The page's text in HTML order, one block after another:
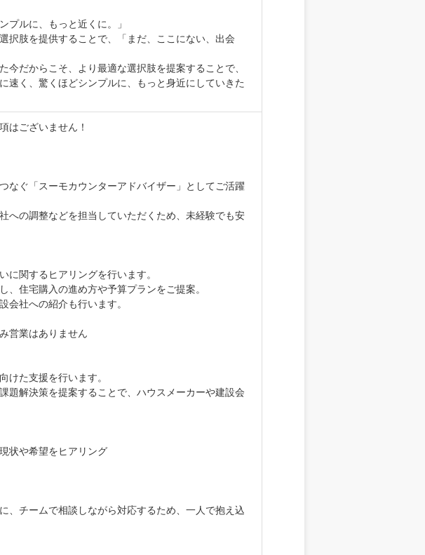
プルに、もっと近くに。」
択肢を提供することで、「まだ、ここにない、出会
だからこそ、より最適な選択肢を提案することで、
速く、驚くほどシンプルに、もっと身近にしていきた
はございません！
なぐ「スーモカウンターアドバイザー」としてご活躍
への調整などを担当していただくため、未経験でも安
に関するヒアリングを行います。
住宅購入の進め方や予算プランをご提案。
社への紹介も行います。
営業はありません
た支援を行います。
題解決策を提案することで、ハウスメーカーや建設会
状や希望をヒアリング
、チームで相談しながら対応するため、一人で抱え込